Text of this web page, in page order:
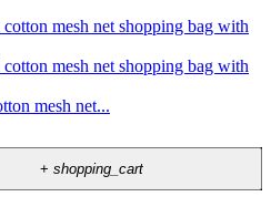
mesh net...
+shopping_cart